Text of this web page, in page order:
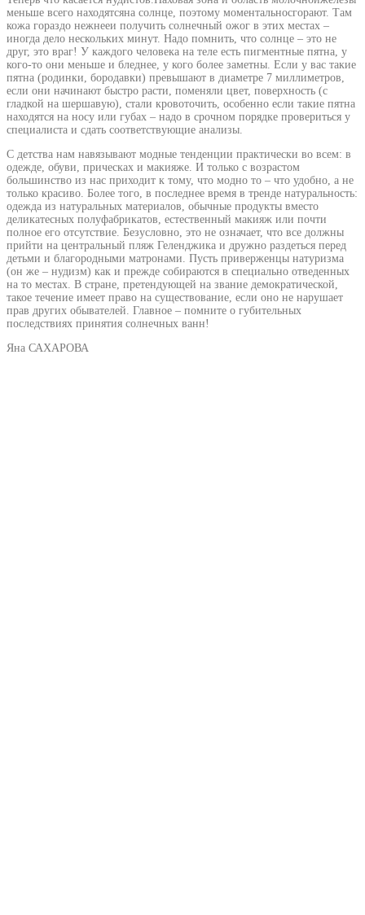
меньше всего находятсяна солнце, поэтому моментальносгорают. Там
кожа гораздо нежнееи получить солнечный ожог в этих местах –
иногда дело нескольких минут. Надо помнить, что солнце – это не
друг, это враг! У каждого человека на теле есть пигментные пятна, у
кого-то они меньше и бледнее, у кого более заметны. Если у вас такие
пятна (родинки, бородавки) превышают в диаметре 7 миллиметров,
если они начинают быстро расти, поменяли цвет, поверхность (с
гладкой на шершавую), стали кровоточить, особенно если такие пятна
находятся на носу или губах – надо в срочном порядке провериться у
специалиста и сдать соответствующие анализы.
С детства нам навязывают модные тенденции практически во всем: в
одежде, обуви, прическах и макияже. И только с возрастом
большинство из нас приходит к тому, что модно то – что удобно, а не
только красиво. Более того, в последнее время в тренде натуральность:
одежда из натуральных материалов, обычные продукты вместо
деликатесных полуфабрикатов, естественный макияж или почти
полное его отсутствие. Безусловно, это не означает, что все должны
прийти на центральный пляж Геленджика и дружно раздеться перед
детьми и благородными матронами. Пусть приверженцы натуризма
(он же – нудизм) как и прежде собираются в специально отведенных
на то местах. В стране, претендующей на звание демократической,
такое течение имеет право на существование, если оно не нарушает
прав других обывателей. Главное – помните о губительных
последствиях принятия солнечных ванн!
Яна САХАРОВА